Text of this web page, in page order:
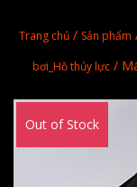
Trang chủ / Sản phẩm
bơi_Hồ thủy lực /
Out of Stock